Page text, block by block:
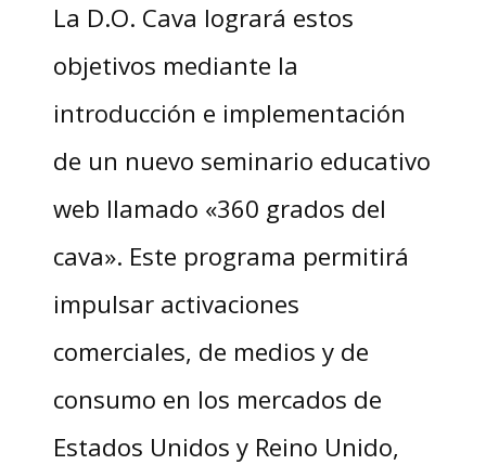
La D.O. Cava logrará estos
objetivos mediante la
introducción e implementación
de un nuevo seminario educativo
web llamado «360 grados del
cava». Este programa permitirá
impulsar activaciones
comerciales, de medios y de
consumo en los mercados de
Estados Unidos y Reino Unido,